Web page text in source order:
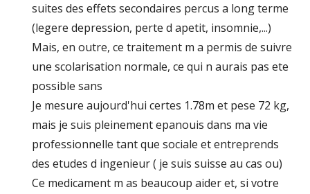
suites des effets secondaires percus a long terme
(legere depression, perte d apetit, insomnie,...)
Mais, en outre, ce traitement m a permis de suivre
une scolarisation normale, ce qui n aurais pas ete
possible sans
Je mesure aujourd'hui certes 1.78m et pese 72 kg,
mais je suis pleinement epanouis dans ma vie
professionnelle tant que sociale et entreprends
des etudes d ingenieur ( je suis suisse au cas ou)
Ce medicament m as beaucoup aider et, si votre